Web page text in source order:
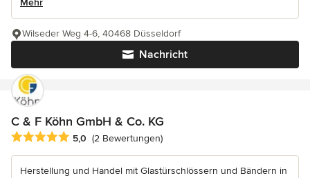
Mehr
Nachricht
Wilseder Weg 4-6, 40468 Düsseldorf
C & F Köhn GmbH & Co. KG
Durchschnittliche Bewertung: 5 von 5 Sternen
5,0 (2 Bewertungen)
Herstellung und Handel mit Glastürschlössern und Bändern in